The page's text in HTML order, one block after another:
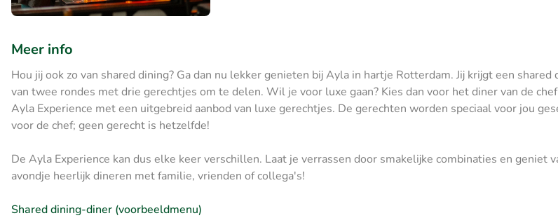
Meer info
Hou jij ook zo van shared dining? Ga dan nu lekker genieten bij Ayla in hartje Rotterdam. Jij krijgt een
van twee rondes met drie gerechtjes om te delen. Wil je voor luxe gaan? Kies dan voor het diner van de
Ayla Experience met een uitgebreid aanbod van luxe gerechtjes. De gerechten worden speciaal voor jou
voor de chef; geen gerecht is hetzelfde!
De Ayla Experience kan dus elke keer verschillen. Laat je verrassen door smakelijke combinaties en geniet
avondje heerlijk dineren met familie, vrienden of collega's!
Shared dining-diner (voorbeeldmenu)